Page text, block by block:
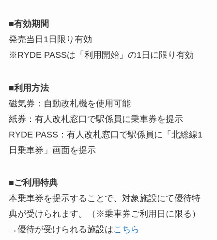
■有効期間
発売当日1日限り有効
※RYDE PASSは「利用開始」の1日に限り有効
■利用方法
磁気券：自動改札機を使用可能
紙券：有人改札窓口で駅係員に乗車券を提示
RYDE PASS：有人改札窓口で駅係員に「北総線1
日乗車券」画面を提示
■ご利用特典
本乗車券を提示することで、対象施設にて優待特
典が受けられます。（※乗車券ご利用日に限る）
→優待が受けられる施設はこちら